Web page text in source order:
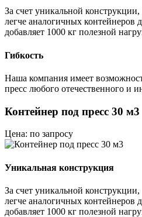
За счет уникальной
легче аналогичных контейнеров
добавляет 1000 кг полезной
Гибкость
Наша компания имеет
пресс любого отечественного и
Контейнер под пресс 30 м3
Цена: по запросу
Уникальная конструкция
За счет уникальной
легче аналогичных контейнеров
добавляет 1000 кг полезной